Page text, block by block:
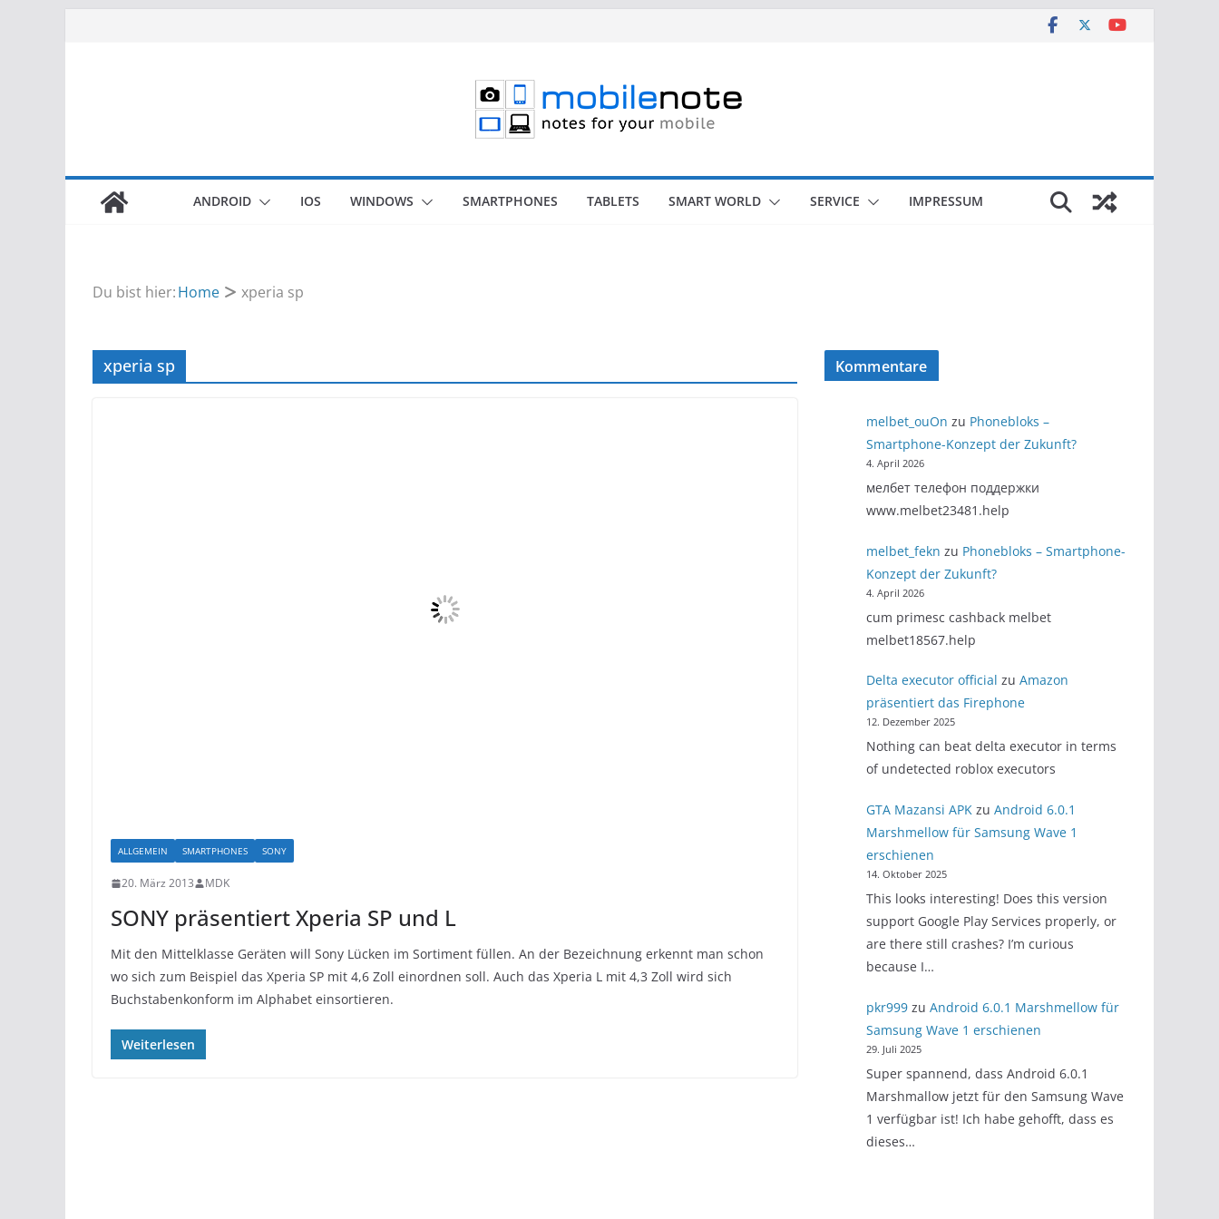
ANDROID IOS WINDOWS SMARTPHONES TABLETS SMART WORLD SERVICE IMPRESSUM
Du bist hier:Home xperia sp
xperia sp
ALLGEMEIN SMARTPHONES SONY
20. März 2013 MDK
SONY präsentiert Xperia SP und L
Mit den Mittelklasse Geräten will Sony Lücken im Sortiment füllen. An der Bezeichnung erkennt man schon
wo sich zum Beispiel das Xperia SP mit 4,6 Zoll einordnen soll. Auch das Xperia L mit 4,3 Zoll wird sich
Buchstabenkonform im Alphabet einsortieren.
Weiterlesen
Kommentare
melbet_ouOn zu Phonebloks –
Smartphone-Konzept der Zukunft?
4. April 2026
мелбет телефон поддержки
www.melbet23481.help
melbet_fekn zu Phonebloks – Smartphone-
Konzept der Zukunft?
4. April 2026
cum primesc cashback melbet
melbet18567.help
Delta executor official zu Amazon
präsentiert das Firephone
12. Dezember 2025
Nothing can beat delta executor in terms
of undetected roblox executors
GTA Mazansi APKzu Android 6.0.1
Marshmellow für Samsung Wave 1
erschienen
14. Oktober 2025
This looks interesting! Does this version
support Google Play Services properly, or
are there still crashes? I’m curious
because I…
pkr999zu Android 6.0.1 Marshmellow für
Samsung Wave 1 erschienen
29. Juli 2025
Super spannend, dass Android 6.0.1
Marshmallow jetzt für den Samsung Wave
1 verfügbar ist! Ich habe gehofft, dass es
dieses…